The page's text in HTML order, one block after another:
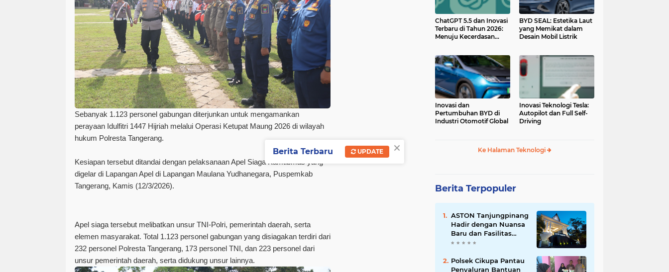
Sebanyak 1.123 personel gabungan diterjunkan untuk mengamankan
perayaan Idulfitri 1447 Hijriah melalui Operasi Ketupat Maung 2026 di wilayah
hukum Polresta Tangerang.
Kesiapan tersebut ditandai dengan pelaksanaan Apel Siaga Kamtibmas yang
digelar di Lapangan Apel di Lapangan Maulana Yudhanegara, Puspemkab
Tangerang, Kamis (12/3/2026).
Apel siaga tersebut melibatkan unsur TNI-Polri, pemerintah daerah, serta
elemen masyarakat. Total 1.123 personel gabungan yang disiagakan terdiri dari
232 personel Polresta Tangerang, 173 personel TNI, dan 223 personel dari
unsur pemerintah daerah, serta didukung unsur lainnya.
ChatGPT 5.5 dan Inovasi
Terbaru di Tahun 2026:
Menuju Kecerdasan
BYD SEAL: Estetika Laut
yang Memikat dalam
Desain Mobil Listrik
Inovasi dan
Pertumbuhan BYD di
Industri Otomotif Global
Inovasi Teknologi Tesla:
Autopilot dan Full Self-
Driving
Ke Halaman Teknologi
Berita Terpopuler
ASTON Tanjungpinang
Hadir dengan Nuansa
Baru dan Fasilitas
Lengkap untuk
Polsek Cikupa Pantau
Penyaluran Bantuan
×
Berita Terbaru UPDATE